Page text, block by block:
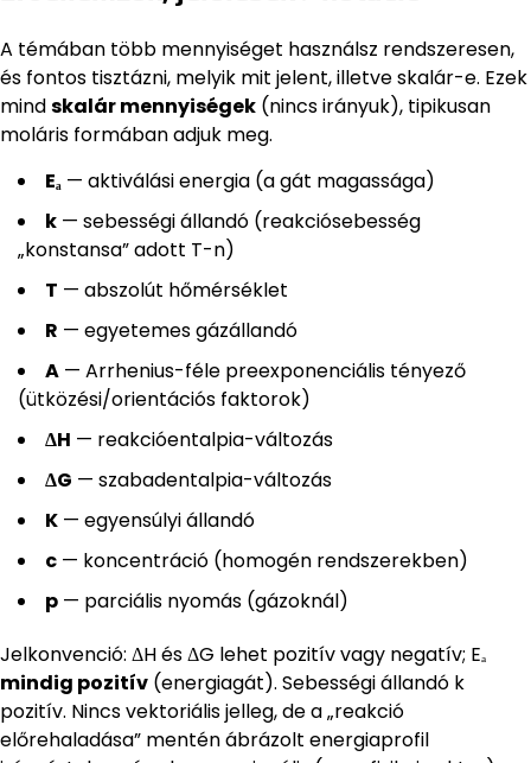
A témában több mennyiséget használsz rendszeresen,
és fontos tisztázni, melyik mit jelent, illetve skalár-e. Ezek
mindskalár mennyiségek (nincs irányuk), tipikusan
moláris formában adjuk meg.
Eₐ — aktiválási energia (a gát magassága)
k — sebességi állandó (reakciósebesség
„konstansa” adott T-n)
T — abszolút hőmérséklet
R — egyetemes gázállandó
A — Arrhenius-féle preexponenciális tényező
(ütközési/orientációs faktorok)
ΔH — reakcióentalpia-változás
ΔG — szabadentalpia-változás
K — egyensúlyi állandó
c — koncentráció (homogén rendszerekben)
p — parciális nyomás (gázoknál)
Jelkonvenció: ΔH és ΔG lehet pozitív vagy negatív; Eₐ
mindig pozitív (energiagát). Sebességi állandó k
pozitív. Nincs vektoriális jelleg, de a „reakció
előrehaladása” mentén ábrázolt energiaprofil